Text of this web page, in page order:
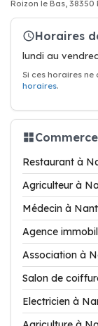
Roizon le Bas, 38350
Horaires
lundi au
Si ces horaires
horaires.
Restaurant à
Agriculteur à
Médecin à
Agence
Association à
Salon de
Electricien à